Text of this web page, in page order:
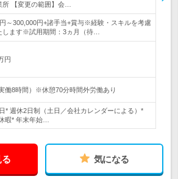
所 【変更の範囲】会…
～300,000円+諸手当+賞与※経験・スキルを考慮
します※試用期間：3ヵ月（待…
円
働8時間）※休憩70分時間外労働あり
* 週休2日制（土日／会社カレンダーによる）*
暇* 年末年始…
気になる